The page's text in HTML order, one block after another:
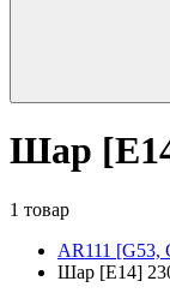
Шар
1 товар
AR111 [G53,
Шар [E14]